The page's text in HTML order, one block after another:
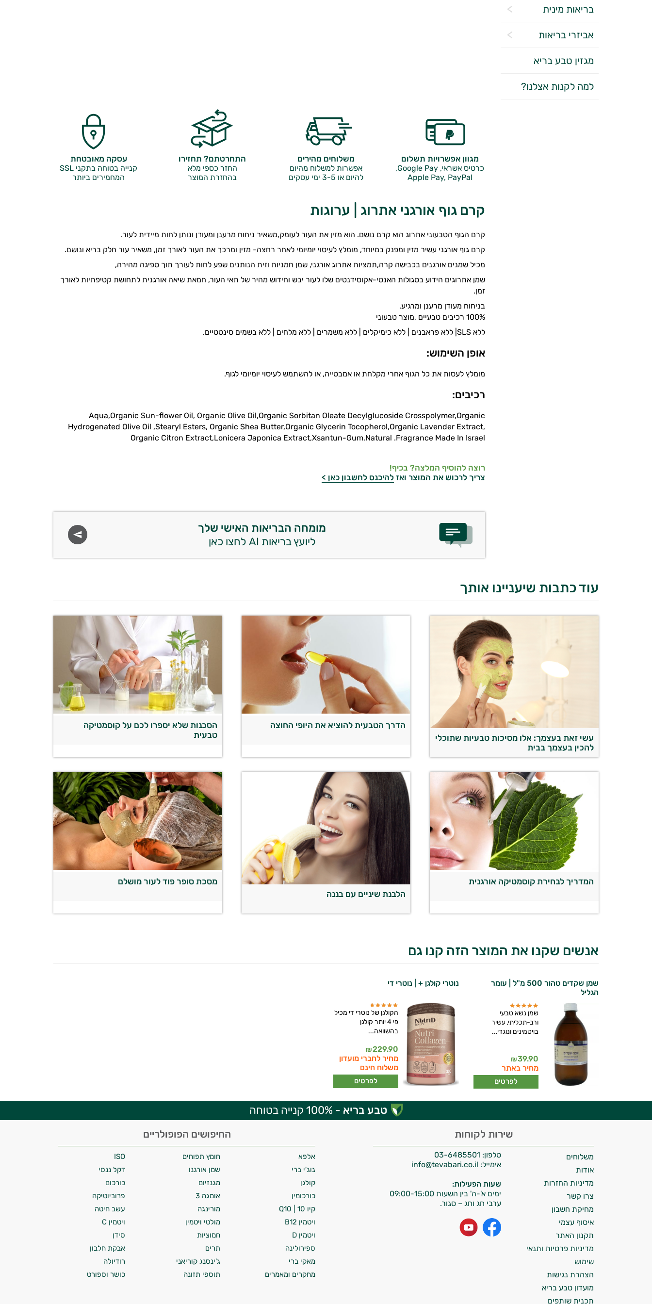
בריאות מינית
אביזרי בריאות
מגזין טבע בריא
למה לקנות אצלנו?
מגוון אפשרויות תשלום
כרטיס אשראי, Google Pay,
Apple Pay, PayPal
משלוחים מהירים
אפשרות למשלוח מהיום
להיום או 3-5 ימי עסקים
התחרטתם? תחזירו
החזר כספי מלא
בהחזרת המוצר
עסקה מאובטחת
קנייה בטוחה בתקני SSL
המחמירים ביותר
קרם גוף אורגני אתרוג | ערוגות
קרם הגוף הטבעוני אתרוג הוא קרם נושם. הוא מזין את העור לעומק,משאיר ניחוח מרענן ומעודן ונותן לחות מיידית לעור.
קרם גוף אורגני עשיר מזין ומפנק במיוחד, מומלץ לעיסוי יומיומי לאחר רחצה- מזין ומרכך את העור לאורך זמן, משאיר עור חלק בריא ונושם.
מכיל שמנים אורגנים בכבישה קרה,תמציות אתרוג אורגני, שמן חמניות וזית הנותנים שפע לחות לעורך תוך ספיגה מהירה,
שמן אתרוגים הידוע בסגולות האנטי-אקוסידנטים שלו לעור יבש וחידוש מהיר של תאי העור, חמאת שיאה אורגנית לתחושת קטיפתיות לאורך
זמן.
בניחוח מעודן מרענן ומרגיע.
100% רכיבים טבעיים ,מוצר טבעוני
ללא SLS| ללא פראבנים | ללא כימיקלים | ללא משמרים | ללא מלחים | ללא בשמים סינטטיים.
אופן השימוש:
מומלץ לעסות את כל הגוף אחרי מקלחת או אמבטייה, או להשתמש לעיסוי יומיומי לגוף.
רכיבים:
Aqua,Organic Sun-flower Oil, Organic Olive Oil,Organic Sorbitan Oleate Decylglucoside Crosspolymer,Organic
Hydrogenated Olive Oil ,Stearyl Esters, Organic Shea Butter,Organic Glycerin Tocopherol,Organic Lavender Extract,
Organic Citron Extract,Lonicera Japonica Extract,Xsantun-Gum,Natural .Fragrance Made In Israel
רוצה להוסיף המלצה? בכיף!
צריך לרכוש את המוצר ואז להיכנס לחשבון כאן >
מומחה הבריאות האישי שלך
ליועץ בריאות AI לחצו כאן
עוד כתבות שיעניינו אותך
עשי זאת בעצמך: אלו מסיכות טבעיות שתוכלי
להכין בעצמך בבית
הדרך הטבעית להוציא את היופי החוצה
הסכנות שלא יספרו לכם על קוסמטיקה
טבעית
המדריך לבחירת קוסמטיקה אורגנית
הלבנת שיניים עם בננה
מסכת סופר פוד לעור מושלם
אנשים שקנו את המוצר הזה קנו גם
שמן שקדים טהור 500 מ"ל | עומר
הגליל
שמן נשא טבעי
ורב-תכליתי, עשיר
בויטמינים ונוגדי...
39.90
₪
מחיר באתר
לפרטים
נוטרי קולגן + | נוטרי די
הקולגן של נוטרי די מכיל
פי 4 יותר קולגן
בהשוואה...
229.90
₪
מחיר לחברי מועדון
משלוח חינם
לפרטים
טבע בריא - 100% קנייה בטוחה
שירות לקוחות
טלפון: 03-6485501
אימייל:
שעות הפעילות:
ימים א'-ה' בין השעות 09:00-15:00
ערבי חג וחג – סגור.
משלוחים
אודות
מדיניות החזרות
צרו קשר
מחיקת חשבון
איסוף עצמי
תקנון האתר
מדיניות פרטיות ותנאי
שימוש
הצהרת נגישות
מועדון טבע בריא
תכנית שותפים
החיפושים הפופולריים
אלפא חומץ תפוחים
ISO
גוג'י ברי
שמן אורגנו
דקל ננסי
קולגן
מגנזיום
כורכום
כורכומין
אומגה 3
פרוביוטיקה
קיו 10 | Q10
מורינגה
עשב חיטה
ויטמין B12
מולטי ויטמין
ויטמין C
ויטמין D
חמוציות
סידן
ספירולינה
תרים
אבקת חלבון
מאקי ברי
ג'ינסנג קוריאני
רודיולה
מחקרים ומאמרים
תוספי תזונה כושר וספורט
יועץ בריאות אישי AI
התשובות שלי מבוססות על מאגרי מידע קליניים
וספרות מקצועית בתחומי הרפואה הטבעית
ותזונת הספורט.
אני כאן כדי לעזור לך להתאים את תוספי
התזונה ומוצרי הבריאות המדויקים למטרות
ולמצב הגופני שלך, ולהסביר לך אילו רכיבים
עובדים יחד כדי למקסם תוצאות גם בחיי היום
המטרה שלי היא להתאים עבורך המלצות
אישיות מבוססות מדעית.
זה הזמן להתחיל. איך אוכל לעזור?